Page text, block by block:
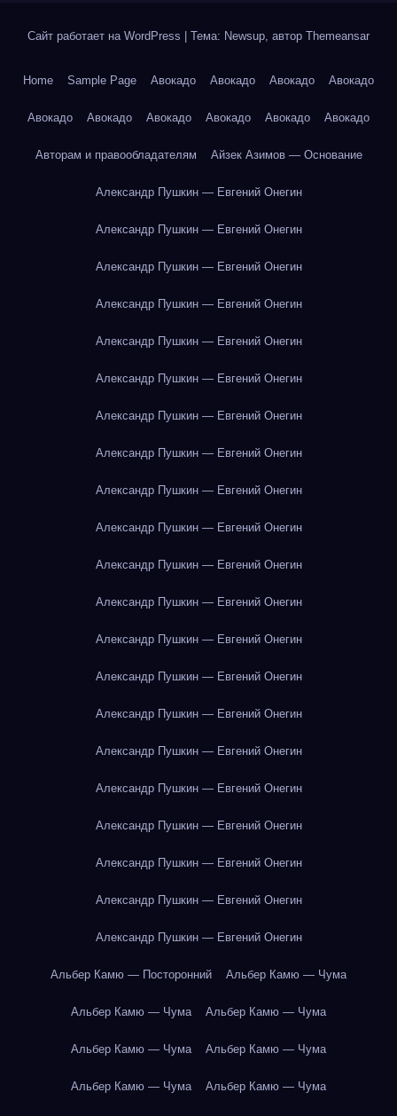
Сайт работает на WordPress Тема: Newsup, автор Themeansar
Home Sample Page Авокадо Авокадо Авокадо Авокадо
Авокадо Авокадо Авокадо Авокадо Авокадо Авокадо
Авторам и правообладателям Айзек Азимов — Основание
Александр Пушкин — Евгений Онегин
Александр Пушкин — Евгений Онегин
Александр Пушкин — Евгений Онегин
Александр Пушкин — Евгений Онегин
Александр Пушкин — Евгений Онегин
Александр Пушкин — Евгений Онегин
Александр Пушкин — Евгений Онегин
Александр Пушкин — Евгений Онегин
Александр Пушкин — Евгений Онегин
Александр Пушкин — Евгений Онегин
Александр Пушкин — Евгений Онегин
Александр Пушкин — Евгений Онегин
Александр Пушкин — Евгений Онегин
Александр Пушкин — Евгений Онегин
Александр Пушкин — Евгений Онегин
Александр Пушкин — Евгений Онегин
Александр Пушкин — Евгений Онегин
Александр Пушкин — Евгений Онегин
Александр Пушкин — Евгений Онегин
Александр Пушкин — Евгений Онегин
Александр Пушкин — Евгений Онегин
Альбер Камю — Посторонний Альбер Камю — Чума
Альбер Камю — Чума Альбер Камю — Чума
Альбер Камю — Чума Альбер Камю — Чума
Альбер Камю — Чума Альбер Камю — Чума